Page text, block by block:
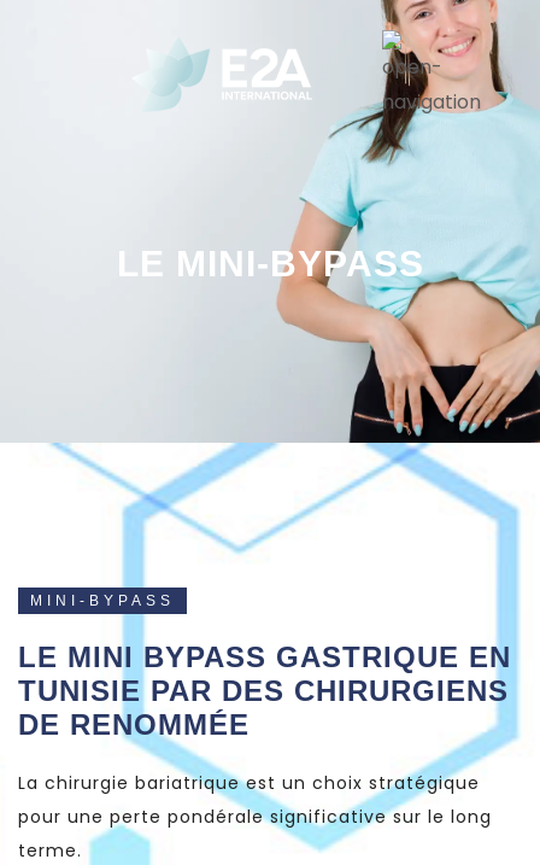
LE MINI-BYPASS
MINI-BYPASS
LE MINI BYPASS GASTRIQUE EN
TUNISIE PAR DES CHIRURGIENS
DE RENOMMÉE
La chirurgie bariatrique est un choix stratégique
pour une perte pondérale significative sur le long
terme.